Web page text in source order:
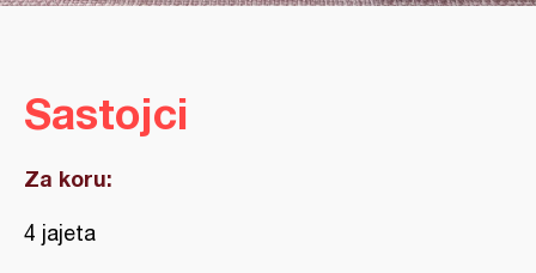
Sastojci
Za koru:
4 jajeta